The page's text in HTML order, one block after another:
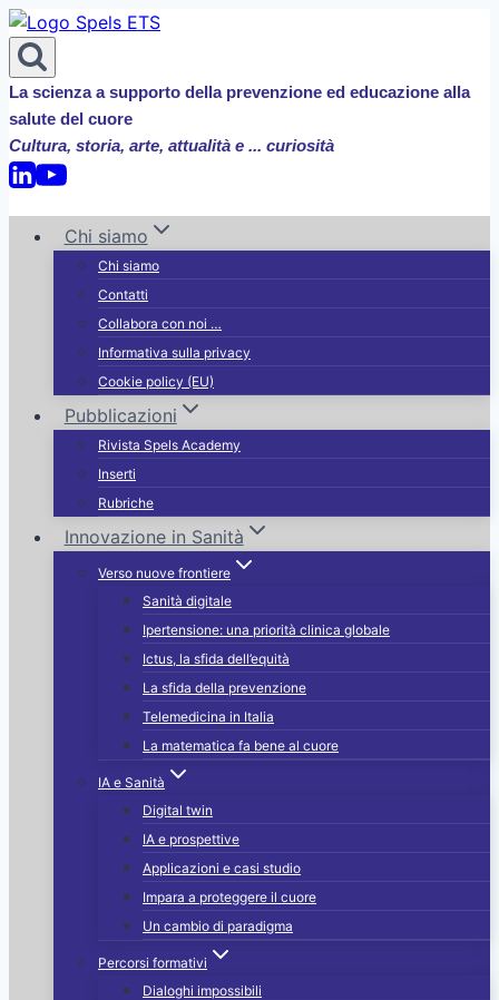
Salta
al
contenuto
La scienza a supporto della prevenzione ed educazione alla
salute del cuore
Cultura, storia, arte, attualità e ... curiosità
Chi siamo
Chi siamo
Contatti
Collabora con noi …
Informativa sulla privacy
Cookie policy (EU)
Pubblicazioni
Rivista Spels Academy
Inserti
Rubriche
Innovazione in Sanità
Verso nuove frontiere
Sanità digitale
Ipertensione: una priorità clinica globale
Ictus, la sfida dell’equità
La sfida della prevenzione
Telemedicina in Italia
La matematica fa bene al cuore
IA e Sanità
Digital twin
IA e prospettive
Applicazioni e casi studio
Impara a proteggere il cuore
Un cambio di paradigma
Percorsi formativi
Dialoghi impossibili